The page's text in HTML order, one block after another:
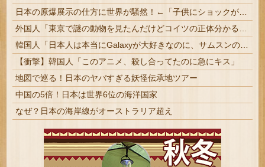
【衝撃】韓国人「このアニメ、殺し合ってたのに急にキス」
地図で巡る！日本のヤバすぎる妖怪伝承地ツアー
中国の5倍！日本は世界6位の海洋国家
なぜ？日本の海岸線がオーストラリア超え